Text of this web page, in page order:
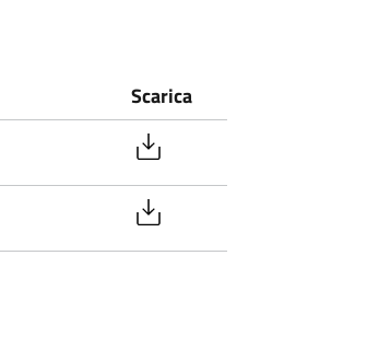
Scarica